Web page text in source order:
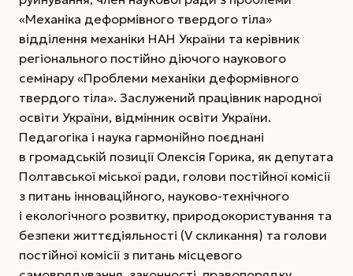
«Механіка деформівного твердого тіла»
відділення механіки НАН України та керівник
регіонального постійно діючого наукового
семінару «Проблеми механіки деформівного
твердого тіла». Заслужений працівник народної
освіти України, відмінник освіти України.
Педагогіка і наука гармонійно поєднані
в громадській позиції Олексія Горика, як депутата
Полтавської міської ради, голови постійної комісії
з питань інноваційного, науково-технічного
і екологічного розвитку, природокористування та
безпеки життєдіяльності (V скликання) та голови
постійної комісії з питань місцевого